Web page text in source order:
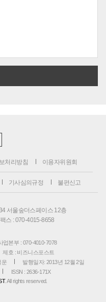
처리방침 이용자위원회
기사심의규정 불편신고
서울숲더스페이스 12층
팩스 : 070-4015-8658
업본부 : 070-4010-7078
제호 : 비즈니스포스트
운
발행일자: 2013년 12월 2일
ISSN : 2636-171X
. All rights reserved.